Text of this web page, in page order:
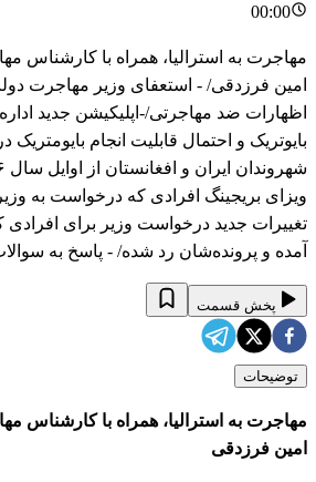
00:00
مهاجرت به استرالیا، همراه با کارشناس
امین فرزدقی/ - استعفای وزیر مهاجرت
اظهارات ضد مهاجرتی/-اپلیکیشن جدید
بایوتریک و احتمال قابلیت انجام بایومتریک
ویزای بریجینگ افرادی که درخواست به
تغییرات جدید درخواست وزیر برای افرادی
آمده و پرونده‌شان رد شده/ - پاسخ به
پخش قسمت
توضیحات
مهاجرت به استرالیا، همراه با کارشناس
امین فرزدقی